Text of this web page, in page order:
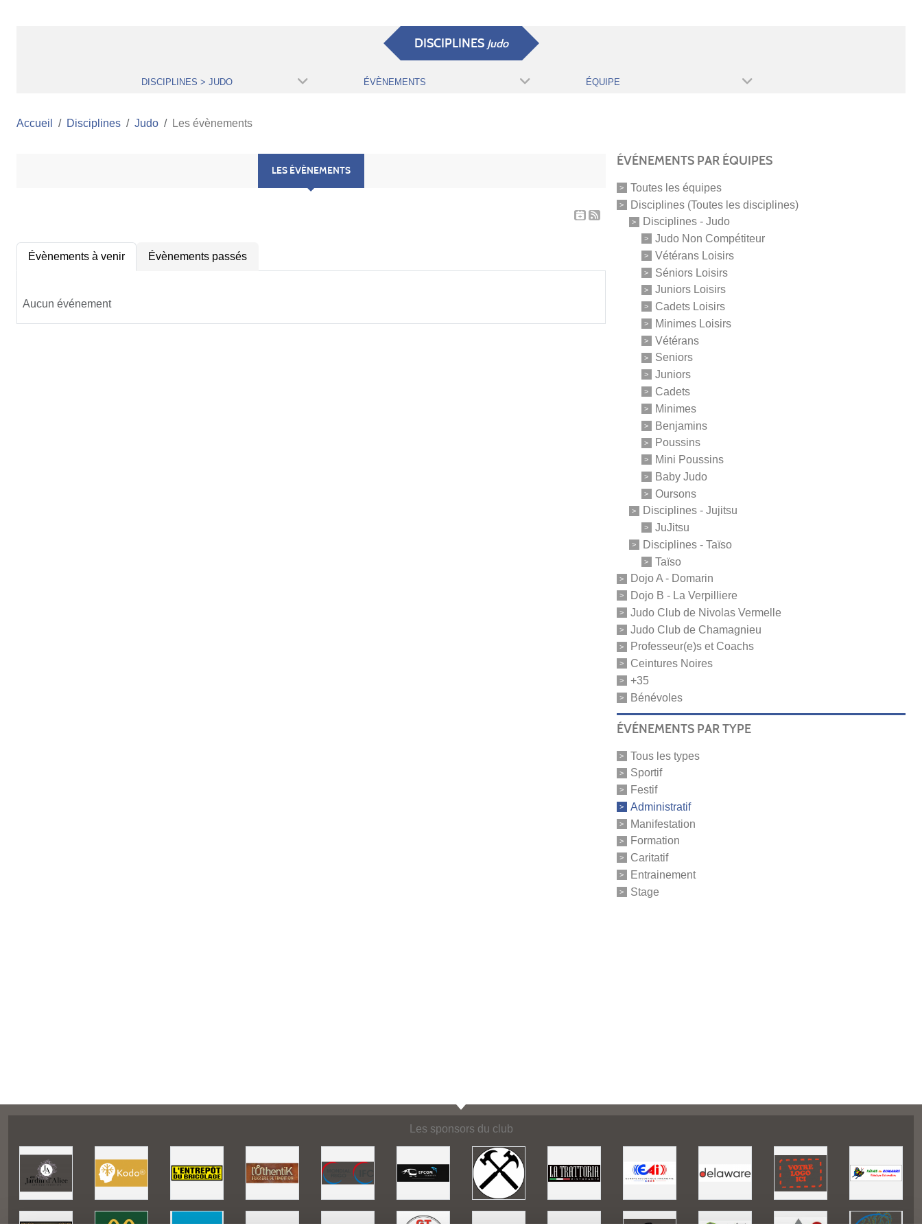
DISCIPLINES Judo
DISCIPLINES > JUDO ÉVÈNEMENTS ÉQUIPE
Accueil Disciplines Judo Les évènements
LES ÉVÈNEMENTS
Évènements à venir Évènements passés
Aucun événement
ÉVÉNEMENTS PAR ÉQUIPES
Toutes les équipes
Disciplines (Toutes les disciplines)
Disciplines - Judo
Judo Non Compétiteur
Vétérans Loisirs
Séniors Loisirs
Juniors Loisirs
Cadets Loisirs
Minimes Loisirs
Vétérans
Seniors
Juniors
Cadets
Minimes
Benjamins
Poussins
Mini Poussins
Baby Judo
Oursons
Disciplines - Jujitsu
JuJitsu
Disciplines - Taïso
Taïso
Dojo A - Domarin
Dojo B - La Verpilliere
Judo Club de Nivolas Vermelle
Judo Club de Chamagnieu
Professeur(e)s et Coachs
Ceintures Noires
+35
Bénévoles
ÉVÉNEMENTS PAR TYPE
Tous les types
Sportif
Festif
Administratif
Manifestation
Formation
Caritatif
Entrainement
Stage
Les sponsors du club